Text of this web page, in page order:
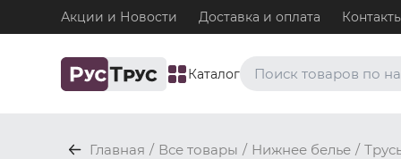
Акции и Новости Доставка и оплата
Каталог
Главная / Все товары / Нижнее белье /